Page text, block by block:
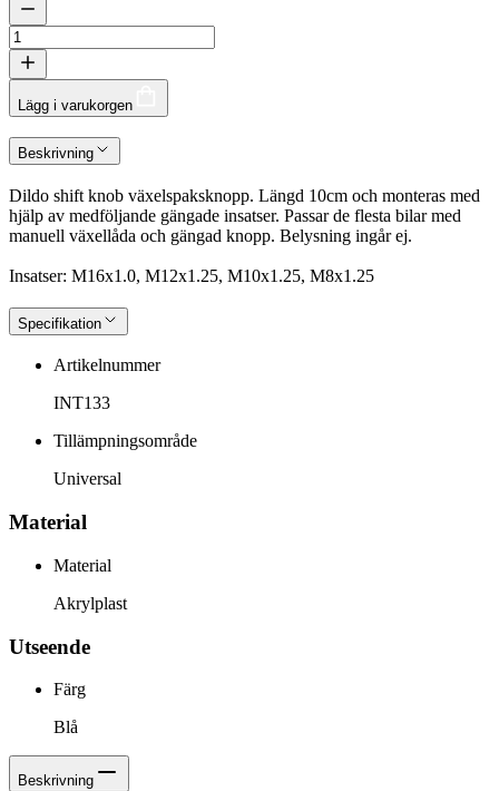
Lägg i varukorgen
Beskrivning
Dildo shift knob växelspaksknopp. Längd 10cm och monteras med
hjälp av medföljande gängade insatser. Passar de flesta bilar med
manuell växellåda och gängad knopp. Belysning ingår ej.
Insatser: M16x1.0, M12x1.25, M10x1.25, M8x1.25
Specifikation
Artikelnummer
INT133
Tillämpningsområde
Universal
Material
Material
Akrylplast
Utseende
Färg
Blå
Beskrivning